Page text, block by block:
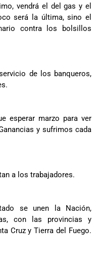
vendrá el del gas y el
será la última, sino el
contra los bolsillos
de los banqueros,
esperar marzo para ver
y sufrimos cada
a los trabajadores.
se unen la Nación,
con las provincias y
Cruz y Tierra del Fuego.